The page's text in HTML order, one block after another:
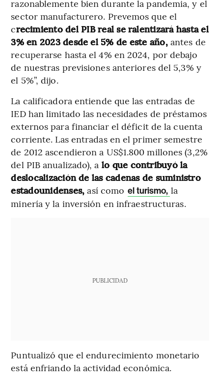
razonablemente bien durante la pandemia, y el
sector manufacturero. Prevemos que el
crecimiento del PIB real se ralentizará hasta el
3% en 2023 desde el 5% de este año,antes de
recuperarse hasta el 4% en 2024, por debajo
de nuestras previsiones anteriores del 5,3% y
el 5%”, dijo.
La calificadora entiende que las entradas de
IED han limitado las necesidades de préstamos
externos para financiar el déficit de la cuenta
corriente. Las entradas en el primer semestre
de 2012 ascendieron a US$1.800 millones (3,2%
del PIB anualizado), a lo que contribuyó la
deslocalización de las cadenas de suministro
estadounidenses,así como el turismo, la
minería y la inversión en infraestructuras.
PUBLICIDAD
Puntualizó que el endurecimiento monetario
está enfriando la actividad económica.